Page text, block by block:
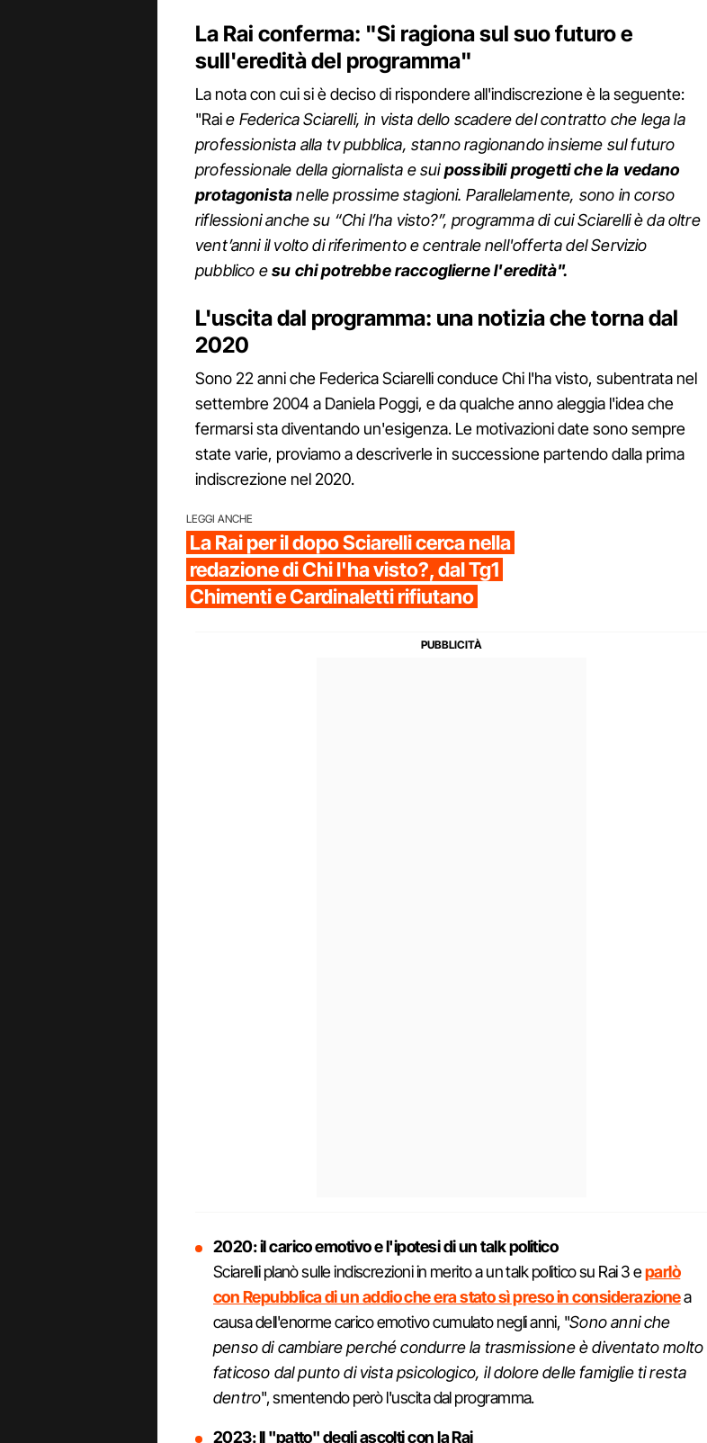
La Rai conferma: "Si ragiona sul suo futuro e
sull'eredità del programma"
La nota con cui si è deciso di rispondere all'indiscrezione è la seguente:
"Raie Federica Sciarelli, in vista dello scadere del contratto che lega la
professionista alla tv pubblica, stanno ragionando insieme sul futuro
professionale della giornalista e suipossibili progetti che la vedano
protagonistanelle prossime stagioni. Parallelamente, sono in corso
riflessioni anche su “Chi l’ha visto?”, programma di cui Sciarelli è da oltre
vent’anni il volto di riferimento e centrale nell'offerta del Servizio
pubblico esu chi potrebbe raccoglierne l'eredità".
L'uscita dal programma: una notizia che torna dal
2020
Sono 22 anni che Federica Sciarelli conduce Chi l'ha visto, subentrata nel
settembre 2004 a Daniela Poggi, e da qualche anno aleggia l'idea che
fermarsi sta diventando un'esigenza. Le motivazioni date sono sempre
state varie, proviamo a descriverle in successione partendo dalla prima
indiscrezione nel 2020.
LEGGI ANCHE
La Rai per il dopo Sciarelli cerca nella
redazione di Chi l'ha visto?, dal Tg1
Chimenti e Cardinaletti rifiutano
2020: il carico emotivo e l'ipotesi di un talk politico
Sciarelli planò sulle indiscrezioni in merito a un talk politico su Rai 3 eparlò
con Repubblica di un addio che era stato sì preso in considerazionea
causa dell'enorme carico emotivo cumulato negli anni, "Sono anni che
penso di cambiare perché condurre la trasmissione è diventato molto
faticoso dal punto di vista psicologico, il dolore delle famiglie ti resta
dentro", smentendo però l'uscita dal programma.
2023: Il "patto" degli ascolti con la Rai